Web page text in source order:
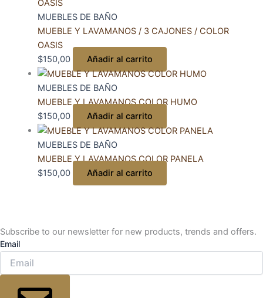
MUEBLES DE BAÑO
MUEBLE Y LAVAMANOS / 3 CAJONES / COLOR
OASIS
$150,00 Añadir al carrito
MUEBLES DE BAÑO
MUEBLE Y LAVAMANOS COLOR HUMO
$150,00 Añadir al carrito
MUEBLES DE BAÑO
MUEBLE Y LAVAMANOS COLOR PANELA
$150,00 Añadir al carrito
Subscribe to our newsletter for new products, trends and offers.
Email